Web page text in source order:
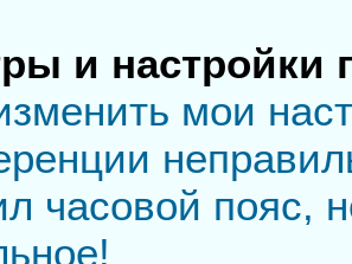
и настройки
мои
часовой пояс,